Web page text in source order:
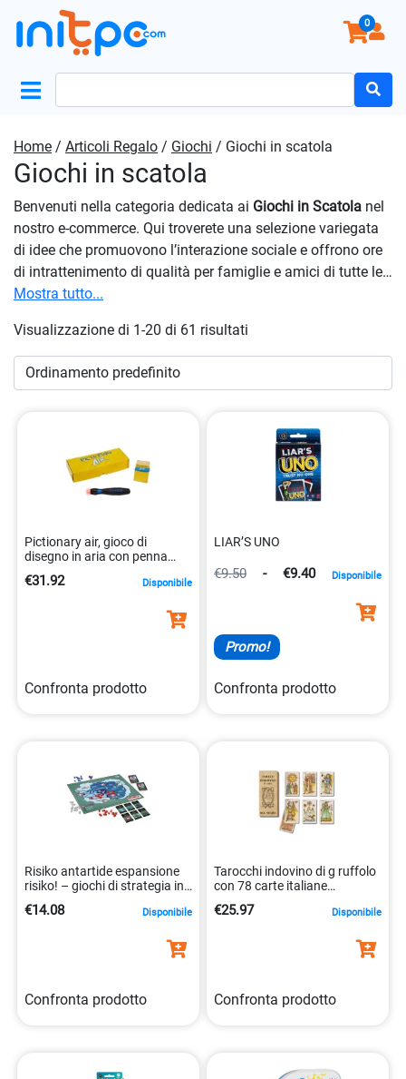
0
Home / Articoli Regalo / Giochi / Giochi in scatola
Giochi in scatola
Benvenuti nella categoria dedicata ai Giochi in Scatola nel
nostro e-commerce. Qui troverete una selezione variegata
di idee che promuovono l’interazione sociale e offrono ore
di intrattenimento di qualità per famiglie e amici di tutte le
età. La nostra gamma comprende titoli classici e
Navigare nel nostro catalogo è facile e divertente. Troverete
articoli per tutte le occasioni, che si tratti di serate in
famiglia, feste con gli amici o regali speciali. Esplorate la
Mostra tutto...
Visualizzazione di 1-20 di 61 risultati
Pictionary air, gioco di
disegno in aria con penna
€31.92 Disponibile
Confronta prodotto
LIAR’S UNO
€9.50 - €9.40 Disponibile
Promo!
Confronta prodotto
Risiko antartide espansione
risiko! – giochi di strategia in
€14.08 Disponibile
Confronta prodotto
Tarocchi indovino di g ruffolo
con 78 carte italiane
€25.97 Disponibile
Confronta prodotto